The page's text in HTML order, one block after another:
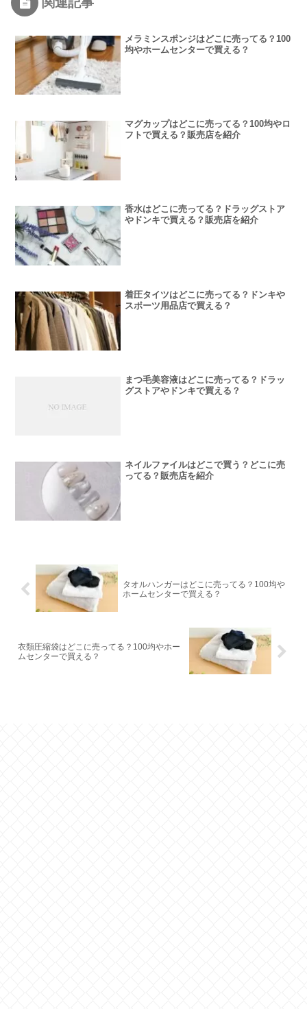
メラミンスポンジはどこに売ってる？100
均やホームセンターで買える？
マグカップはどこに売ってる？100均やロ
フトで買える？販売店を紹介
香水はどこに売ってる？ドラッグストア
やドンキで買える？販売店を紹介
着圧タイツはどこに売ってる？ドンキや
スポーツ用品店で買える？
まつ毛美容液はどこに売ってる？ドラッ
グストアやドンキで買える？
ネイルファイルはどこで買う？どこに売
ってる？販売店を紹介
タオルハンガーはどこに売ってる？100均や
ホームセンターで買える？
衣類圧縮袋はどこに売ってる？100均やホー
ムセンターで買える？